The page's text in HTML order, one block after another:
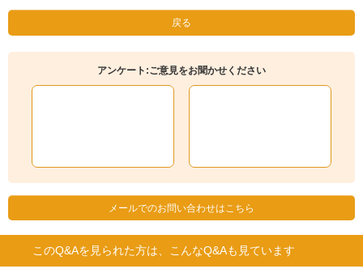
戻る
アンケート:ご意見をお聞かせください
メールでのお問い合わせはこちら
このQ&Aを見られた方は、こんなQ&Aも見ています